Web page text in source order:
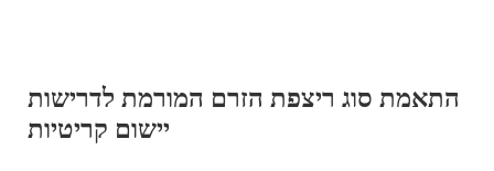
התאמת סוג ריצפת הזרם המורמת לדרישות
יישום קריטיות